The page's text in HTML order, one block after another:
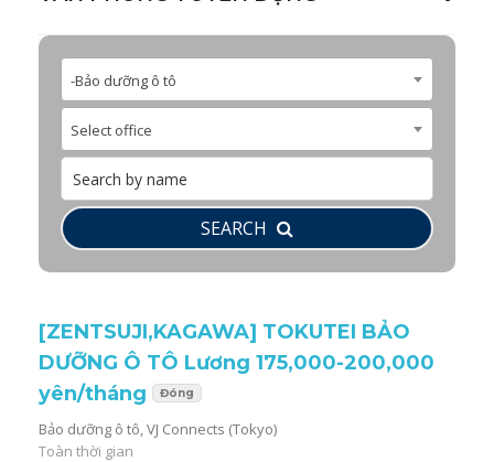
-Bảo dưỡng ô tô
Select office
SEARCH
[ZENTSUJI,KAGAWA] TOKUTEI BẢO
DƯỠNG Ô TÔ Lương 175,000-200,000
yên/tháng
Đóng
Bảo dưỡng ô tô,VJ Connects (Tokyo)
Toàn thời gian